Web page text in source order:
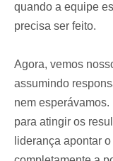
quando a equipe
precisa ser feito.
Agora, vemos
assumindo
nem
para atingir os
liderança apontar